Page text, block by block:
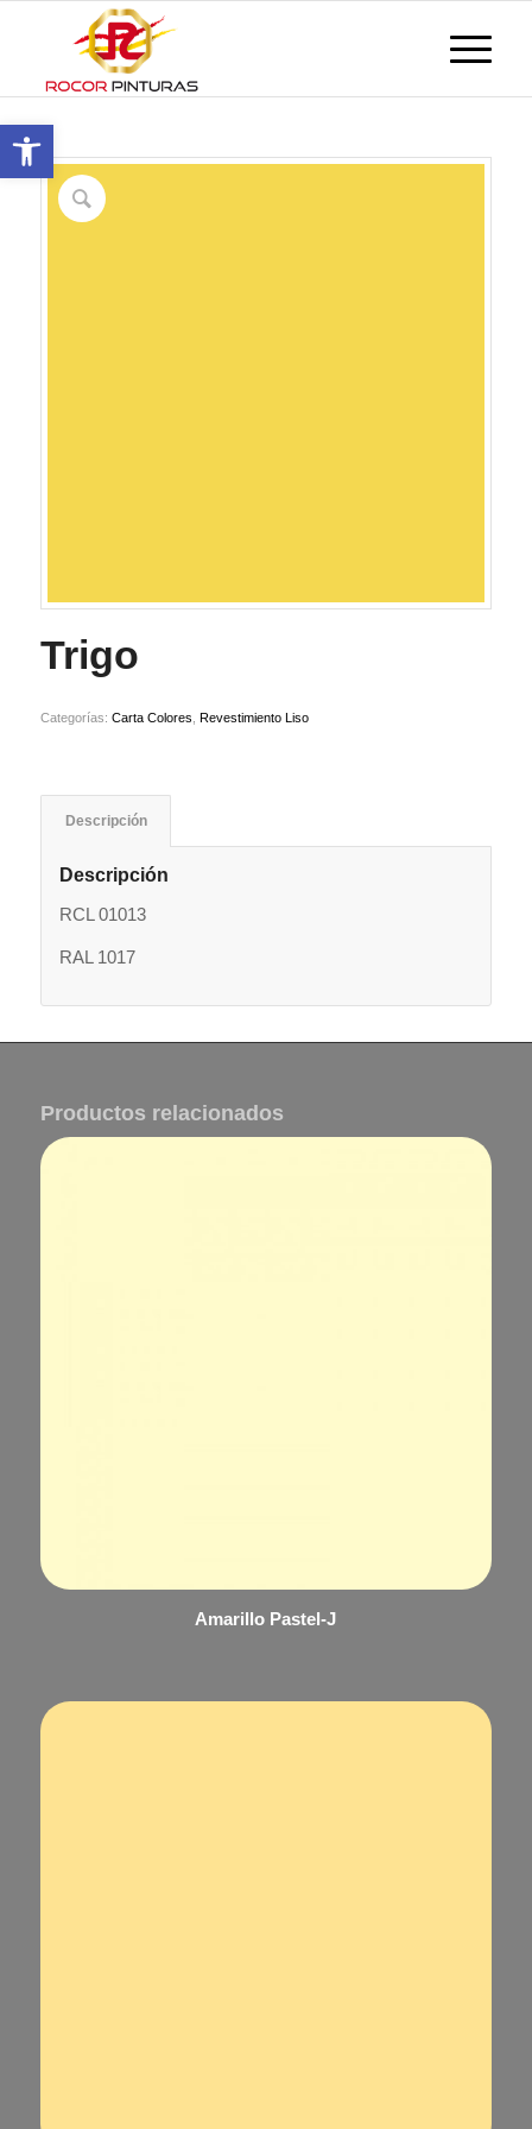
Abrir barra de herramientas
Trigo
Categorías: Carta Colores Revestimiento Liso
Descripción
Descripción
RCL 01013
RAL 1017
Productos relacionados
Amarillo Pastel-J